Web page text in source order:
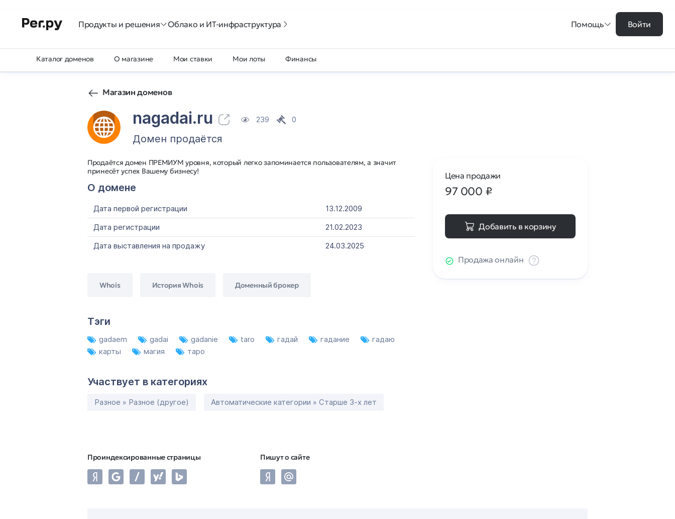
Продукты и решения Облако и ИТ-инфраструктура Помощь Войти
Каталог доменов О магазине Мои ставки Мои лоты Финансы
Магазин доменов
nagadai.ru 239 0
Домен продаётся
Продаётся домен ПРЕМИУМ уровня, который легко запоминается пользователям, а значит
принесёт успех Вашему бизнесу!
О домене
Дата первой регистрации
13.12.2009
Дата регистрации
21.02.2023
Дата выставления на продажу
24.03.2025
Whois История Whois Доменный брокер
Тэги
gadaem gadai gadanie taro гадай гадание
гадаю
карты
магия таро
Участвует в категориях
Разное » Разное (другое) Автоматические категории » Старше 3-х лет
Проиндексированные страницы Пишут о сайте
Цена продажи
97 000 ₽
Добавить в корзину
Продажа онлайн